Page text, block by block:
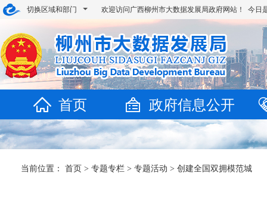
切换区域和部门 欢迎访问广西柳州市大数据发展局政府网站！ 今日
首页 政府信息公开
当前位置： 首页 > 专题专栏 > 专题活动 > 创建全国双拥模范城